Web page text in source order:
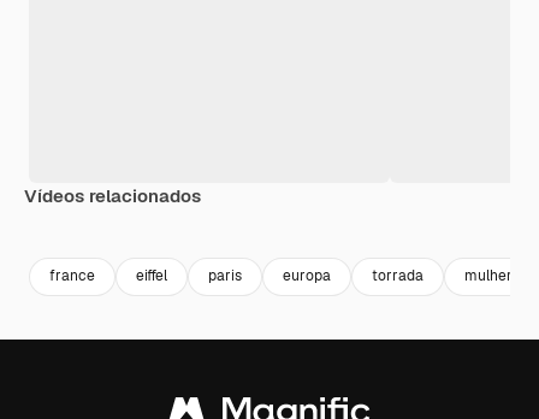
Vídeos relacionados
france eiffel paris europa torrada mulher